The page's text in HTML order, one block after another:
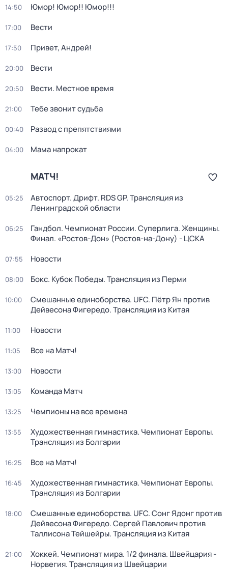
14:50 Юмор! Юмор!! Юмор!!!
17:00 Вести
17:50 Привет, Андрей!
20:00 Вести
20:50 Вести. Местное время
21:00 Тебе звонит судьба
00:40 Развод с препятствиями
04:00 Мама напрокат
МАТЧ!
05:25
Автоспорт. Дрифт. RDS GP. Трансляция из
Ленинградской области
06:25
Гандбол. Чемпионат России. Суперлига. Женщины.
Финал. «Ростов-Дон» (Ростов-на-Дону) - ЦСКА
07:55 Новости
08:00 Бокс. Кубок Победы. Трансляция из Перми
10:00
Смешанные единоборства. UFC. Пётр Ян против
Дейвесона Фигередо. Трансляция из Китая
11:00 Новости
11:05 Все на Матч!
13:00 Новости
13:05 Команда Матч
13:25 Чемпионы на все времена
13:55
Художественная гимнастика. Чемпионат Европы.
Трансляция из Болгарии
16:25 Все на Матч!
16:45
Художественная гимнастика. Чемпионат Европы.
Трансляция из Болгарии
18:00
Смешанные единоборства. UFC. Сонг Ядонг против
Дейвесона Фигередо. Сергей Павлович против
Таллисона Тейшейры. Трансляция из Китая
21:00
Хоккей. Чемпионат мира. 1/2 финала. Швейцария -
Норвегия. Трансляция из Швейцарии